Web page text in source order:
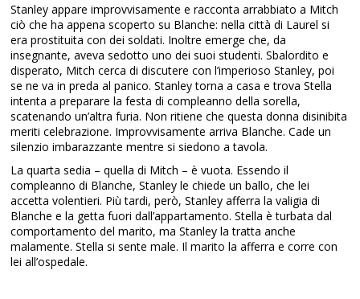
Stanley appare improvvisamente e racconta arrabbiato a Mitch
ciò che ha appena scoperto su Blanche: nella città di Laurel si
era prostituita con dei soldati. Inoltre emerge che, da
insegnante, aveva sedotto uno dei suoi studenti. Sbalordito e
disperato, Mitch cerca di discutere con l’imperioso Stanley, poi
se ne va in preda al panico. Stanley torna a casa e trova Stella
intenta a preparare la festa di compleanno della sorella,
scatenando un’altra furia. Non ritiene che questa donna disinibita
meriti celebrazione. Improvvisamente arriva Blanche. Cade un
silenzio imbarazzante mentre si siedono a tavola.
La quarta sedia – quella di Mitch – è vuota. Essendo il
compleanno di Blanche, Stanley le chiede un ballo, che lei
accetta volentieri. Più tardi, però, Stanley afferra la valigia di
Blanche e la getta fuori dall’appartamento. Stella è turbata dal
comportamento del marito, ma Stanley la tratta anche
malamente. Stella si sente male. Il marito la afferra e corre con
lei all’ospedale.